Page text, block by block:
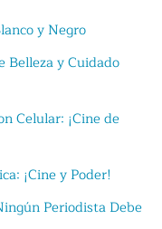
y Negro
Belleza y Cuidado
Celular: ¡Cine de
¡Cine y Poder!
Periodista Debe